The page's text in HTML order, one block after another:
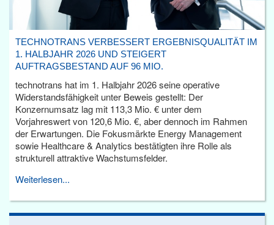
TECHNOTRANS VERBESSERT ERGEBNISQUALITÄT IM
1. HALBJAHR 2026 UND STEIGERT
AUFTRAGSBESTAND AUF 96 MIO.
technotrans hat im 1. Halbjahr 2026 seine operative
Widerstandsfähigkeit unter Beweis gestellt: Der
Konzernumsatz lag mit 113,3 Mio. € unter dem
Vorjahreswert von 120,6 Mio. €, aber dennoch im Rahmen
der Erwartungen. Die Fokusmärkte Energy Management
sowie Healthcare & Analytics bestätigten ihre Rolle als
strukturell attraktive Wachstumsfelder.
Weiterlesen...